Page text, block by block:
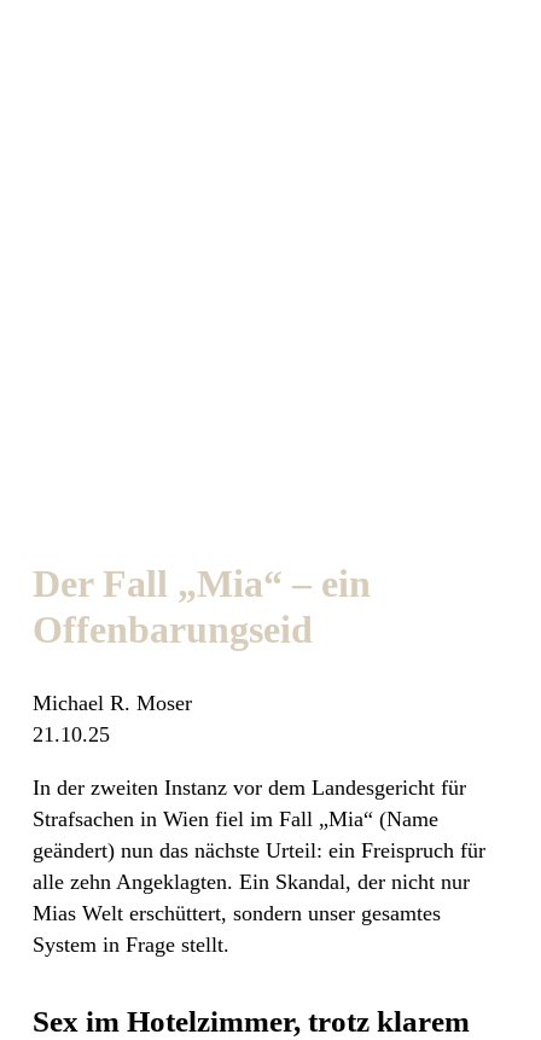
Der Fall „Mia“ – ein
Offenbarungseid
Michael R. Moser
21.10.25
In der zweiten Instanz vor dem Landesgericht für
Strafsachen in Wien fiel im Fall „Mia“ (Name
geändert) nun das nächste Urteil: ein Freispruch für
alle zehn Angeklagten. Ein Skandal, der nicht nur
Mias Welt erschüttert, sondern unser gesamtes
System in Frage stellt.
Sex im Hotelzimmer, trotz klarem